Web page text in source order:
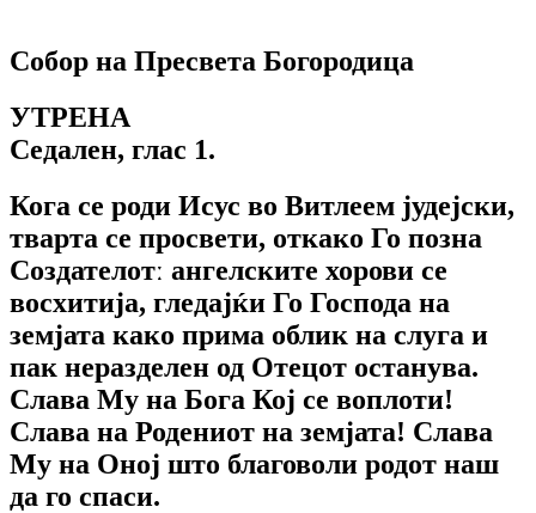
Собор на Пресвета Богородица
УТРЕНА
Седален, глас 1.
Кога се роди Исус во Витлеем јудејски,
тварта се просвети, откако Го позна
Создателотː ангелските хорови се
восхитија, гледајќи Го Господа на
земјата како прима облик на слуга и
пак неразделен од Отецот останува.
Слава Му на Бога Кој се воплоти!
Слава на Родениот на земјата! Слава
Му на Оној што благоволи родот наш
да го спаси.